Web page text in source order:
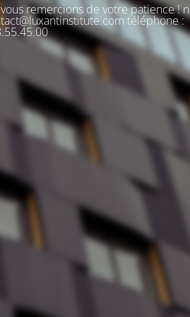
remercions de votre patience !
téléphone :